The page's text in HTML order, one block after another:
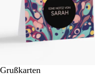
Grußkarten